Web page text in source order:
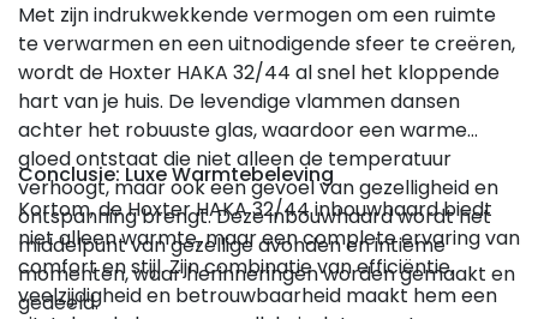
Met zijn indrukwekkende vermogen om een ruimte
te verwarmen en een uitnodigende sfeer te creëren,
wordt de Hoxter HAKA 32/44 al snel het kloppende
hart van je huis. De levendige vlammen dansen
achter het robuuste glas, waardoor een warme
gloed ontstaat die niet alleen de temperatuur
verhoogt, maar ook een gevoel van gezelligheid en
ontspanning brengt. Deze inbouwhaard wordt het
middelpunt van gezellige avonden en intieme
momenten, waar herinneringen worden gemaakt en
gedeeld.
Conclusie: Luxe Warmtebeleving
Kortom, de Hoxter HAKA 32/44 inbouwhaard biedt
niet alleen warmte, maar een complete ervaring van
comfort en stijl. Zijn combinatie van efficiëntie,
veelzijdigheid en betrouwbaarheid maakt hem een